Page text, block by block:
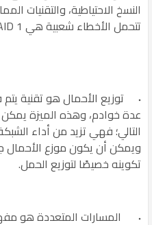
تتحمل الأخطاء شعبية هي RAID 1 و RAID 5 و RAID 10.
توزيع الأحمال هو تقنية
عدة خوادم، وهذه الميزة
التالي؛ فهي تزيد من أداء
ويمكن أن يكون موزع الأحمال
تكوينه خصيصًا لتوزيع الحمل.
المسارات المتعددة هو